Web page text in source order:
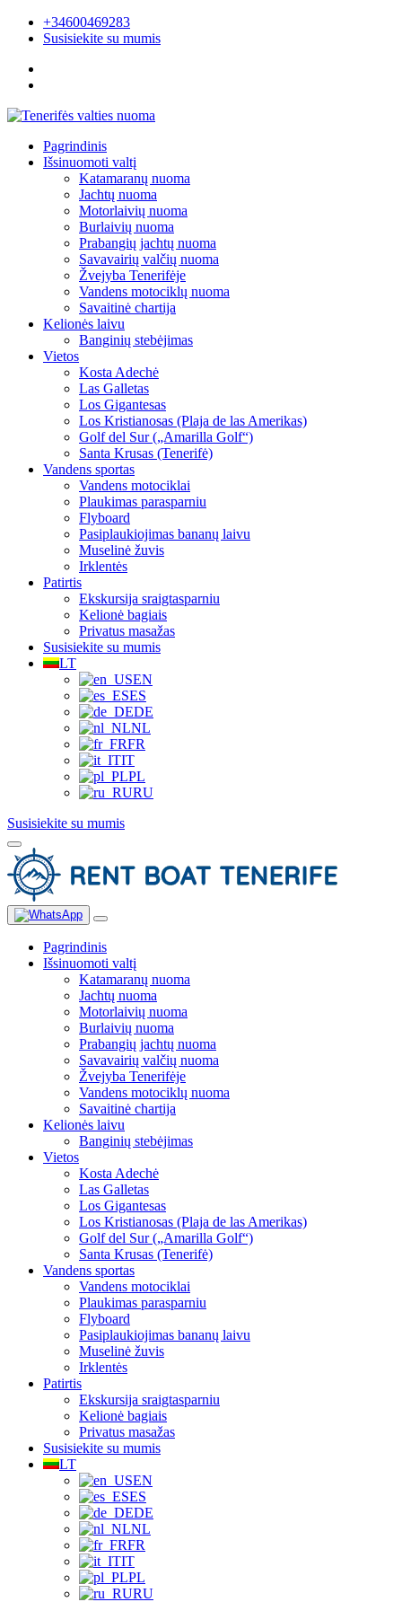
+34600469283
Susisiekite su mumis
Pagrindinis
Išsinuomoti valtį
Katamaranų nuoma
Jachtų nuoma
Motorlaivių nuoma
Burlaivių nuoma
Prabangių jachtų nuoma
Savavairių valčių nuoma
Žvejyba Tenerifėje
Vandens motociklų nuoma
Savaitinė chartija
Kelionės laivu
Banginių stebėjimas
Vietos
Kosta Adechė
Las Galletas
Los Gigantesas
Los Kristianosas (Plaja de las Amerikas)
Golf del Sur („Amarilla Golf“)
Santa Krusas (Tenerifė)
Vandens sportas
Vandens motociklai
Plaukimas parasparniu
Flyboard
Pasiplaukiojimas bananų laivu
Muselinė žuvis
Irklentės
Patirtis
Ekskursija sraigtasparniu
Kelionė bagiais
Privatus masažas
Susisiekite su mumis
LT
EN
ES
DE
NL
FR
IT
PL
RU
Susisiekite su mumis
Pagrindinis
Išsinuomoti valtį
Katamaranų nuoma
Jachtų nuoma
Motorlaivių nuoma
Burlaivių nuoma
Prabangių jachtų nuoma
Savavairių valčių nuoma
Žvejyba Tenerifėje
Vandens motociklų nuoma
Savaitinė chartija
Kelionės laivu
Banginių stebėjimas
Vietos
Kosta Adechė
Las Galletas
Los Gigantesas
Los Kristianosas (Plaja de las Amerikas)
Golf del Sur („Amarilla Golf“)
Santa Krusas (Tenerifė)
Vandens sportas
Vandens motociklai
Plaukimas parasparniu
Flyboard
Pasiplaukiojimas bananų laivu
Muselinė žuvis
Irklentės
Patirtis
Ekskursija sraigtasparniu
Kelionė bagiais
Privatus masažas
Susisiekite su mumis
LT
EN
ES
DE
NL
FR
IT
PL
RU